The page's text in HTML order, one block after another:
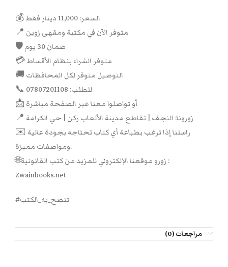
💰 السعر: 11,000 دينار فقط
📍 متوفر الآن في مكتبة ومقهى زوين
🛡 ضمان 30 يوم
💳 متوفر الشراء بنظام الأقساط
🚚 التوصيل متوفر لكل المحافظات
📞 للطلب: 07807201108
📩 أو تواصلوا معنا عبر الصفحة مباشرة
📍 زورونا: النجف | تقاطع مدينة الألعاب ركن | حي الكرامة
✉️ راسلنا إذا ترغب بطباعة أي كتاب تحتاجه بجودة عالية
ومواصفات مميزة.
🌐زورو موقعنا الإلكتروني للمزيد من كتب القانونية :
Zwainbooks.net
#تنصح_به_الكتب
مراجعات (0)